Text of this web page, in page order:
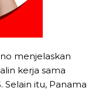
menjelaskan
kerja sama
Selain itu, Panama